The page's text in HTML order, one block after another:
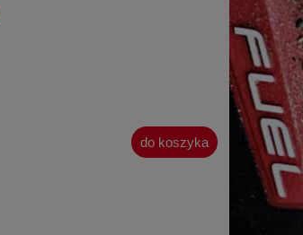
do koszyka